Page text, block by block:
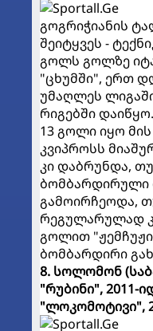
გოგრიჭიანის
შეიტყვეს -
გოლს გოლზე
"ცხუმში", ერთ
უმაღლეს
რიგებში
13 გოლი იყო
კვიპროსს
კი დაბრუნდა,
ბომბარდირული
გამოირჩეოდა,
რეგულარულად
გოლით
ბომბარდირი
8. სოლომონ
"რუბინი", 2011-
"ლოკომოტივი",